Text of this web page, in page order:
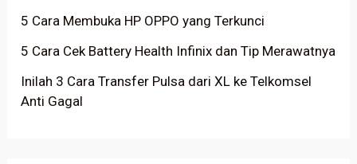
5 Cara Membuka HP OPPO yang Terkunci
5 Cara Cek Battery Health Infinix dan Tip Merawatnya
Inilah 3 Cara Transfer Pulsa dari XL ke Telkomsel
Anti Gagal